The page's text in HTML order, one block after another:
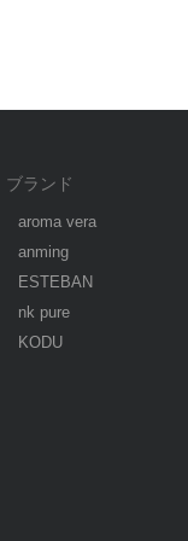
ブランド
aroma vera
anming
ESTEBAN
nk pure
KODU